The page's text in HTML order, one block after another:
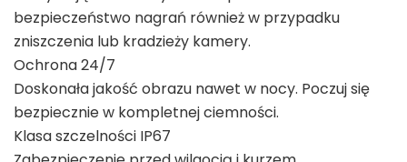
bezpieczeństwo nagrań również w przypadku
zniszczenia lub kradzieży kamery.
Ochrona 24/7
Doskonała jakość obrazu nawet w nocy. Poczuj się
bezpiecznie w kompletnej ciemności.
Klasa szczelności IP67